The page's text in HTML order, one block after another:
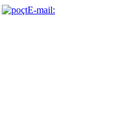
E-mail: